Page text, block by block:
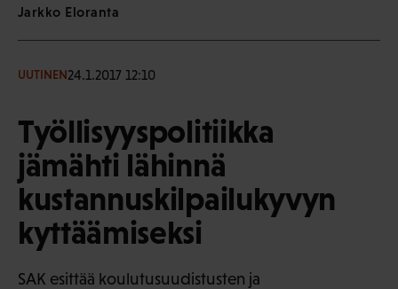
Jarkko Eloranta
UUTINEN24.1.2017 12:10
Työllisyyspolitiikka
jämähti lähinnä
kustannuskilpailukyvyn
kyttäämiseksi
SAK esittää koulutusuudistusten ja